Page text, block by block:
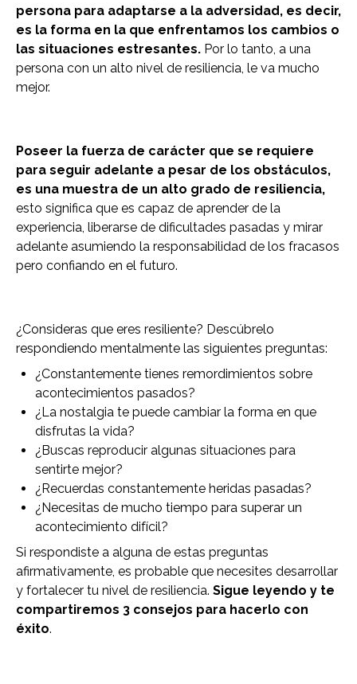
persona para adaptarse a la adversidad, es decir,
es la forma en la que enfrentamos los cambios o
las situaciones estresantes. Por lo tanto, a una
persona con un alto nivel de resiliencia, le va mucho
mejor.
Poseer la fuerza de carácter que se requiere
para seguir adelante a pesar de los obstáculos,
es una muestra de un alto grado de resiliencia,
esto significa que es capaz de aprender de la
experiencia, liberarse de dificultades pasadas y mirar
adelante asumiendo la responsabilidad de los fracasos
pero confiando en el futuro.
¿Consideras que eres resiliente? Descúbrelo
respondiendo mentalmente las siguientes preguntas:
¿Constantemente tienes remordimientos sobre
acontecimientos pasados?
¿La nostalgia te puede cambiar la forma en que
disfrutas la vida?
¿Buscas reproducir algunas situaciones para
sentirte mejor?
¿Recuerdas constantemente heridas pasadas?
¿Necesitas de mucho tiempo para superar un
acontecimiento difícil?
Si respondiste a alguna de estas preguntas
afirmativamente, es probable que necesites desarrollar
y fortalecer tu nivel de resiliencia. Sigue leyendo y te
compartiremos 3 consejos para hacerlo con
éxito.